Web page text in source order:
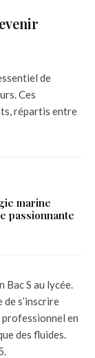
de
Ces
répartis entre
marine
passionnante
S au lycée.
de s’inscrire
en
des fluides.